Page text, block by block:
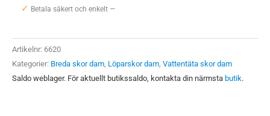
Foam
GTX
Wide
✓ Betala säkert och enkelt —
Artikelnr: 6620
Kategorier: Breda skor dam, Löparskor dam, Vattentäta skor dam
Saldo weblager. För aktuellt butikssaldo, kontakta din närmsta butik.